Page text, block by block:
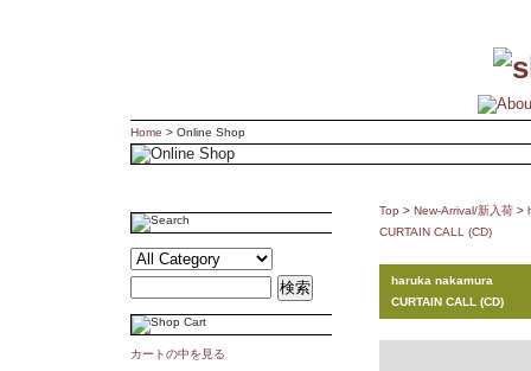
Home > Online Shop
カートの中を見る
Top > New-Arrival/新入荷 >
CURTAIN CALL (CD)
haruka nakamura
CURTAIN CALL (CD)